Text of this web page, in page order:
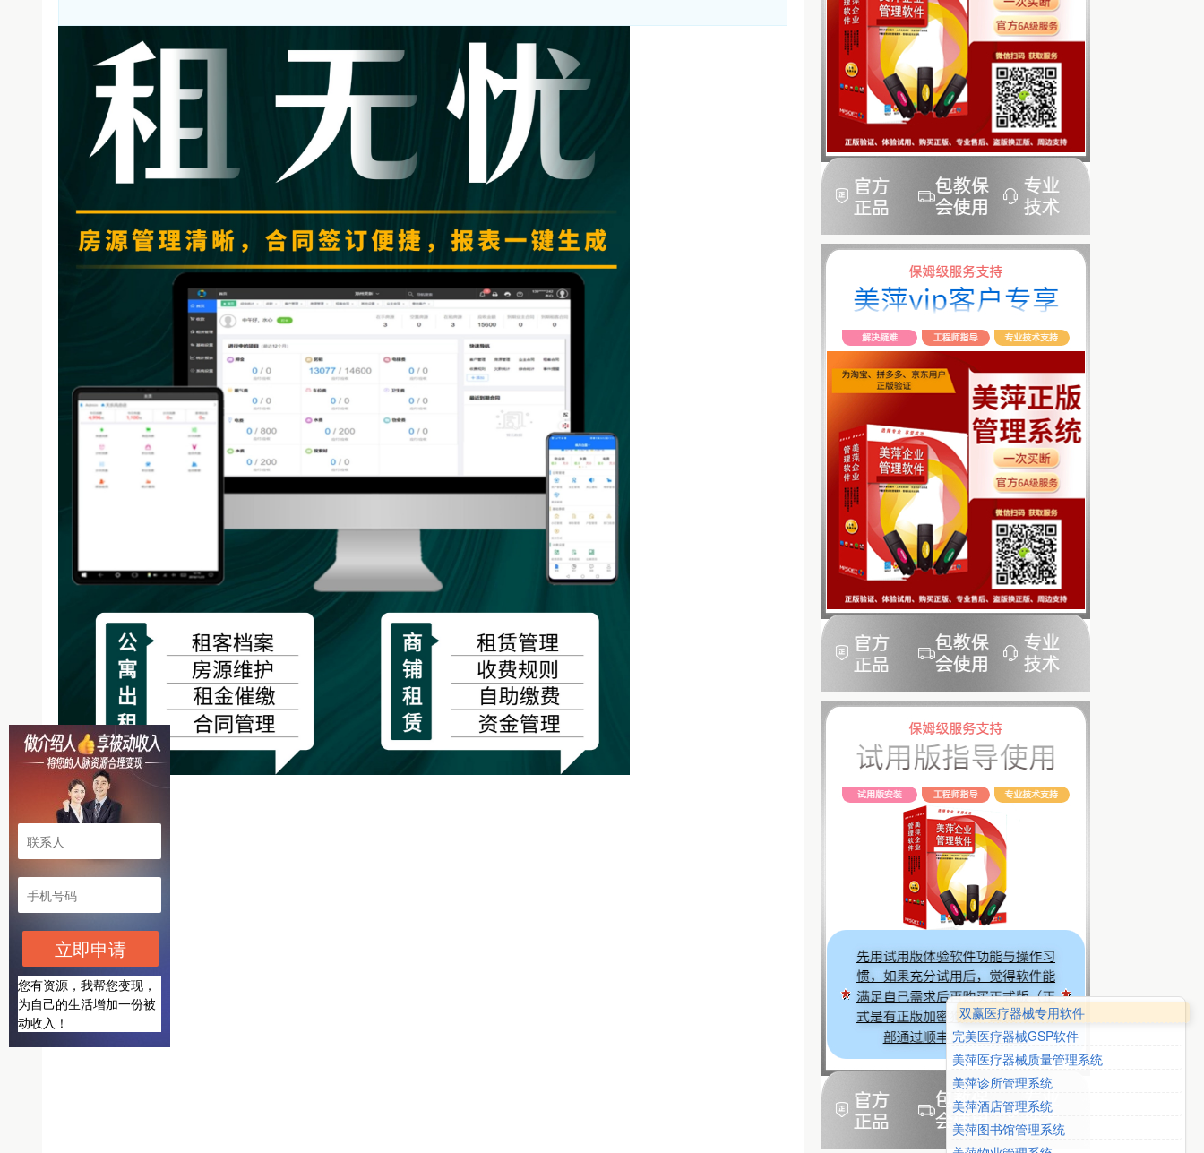
立即申请
您有资源，我帮您变现，
为自己的生活增加一份被
动收入！
双赢医疗器械专用软件
完美医疗器械GSP软件
美萍医疗器械质量管理系统
美萍诊所管理系统
美萍酒店管理系统
美萍图书馆管理系统